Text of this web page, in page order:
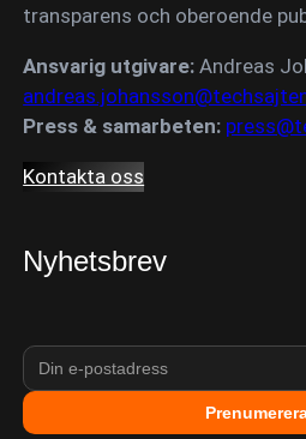
transparens och oberoende
Ansvarig utgivare: Andreas
Press & samarbeten:
Kontakta oss
Nyhetsbrev